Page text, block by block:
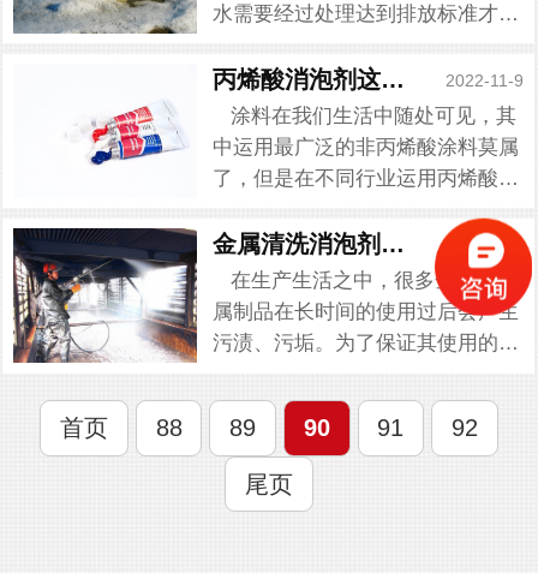
水需要经过处理达到排放标准才得
生的泡沫问题，这是由于丝状菌过
量生长会导致菌胶团携带大量空气
从而在水面形成稳定的，难以去...
丙烯酸消泡剂这样运用的 2022-11-9
涂料在我们生活中随处可见，其
中运用最广泛的非丙烯酸涂料莫属
了，但是在不同行业运用丙烯酸
列问题，不管是在生产环节或者是
使用过程中都会添加含有表面活性
剂的化学助剂从而导致泡沫的出...
金属清洗消泡剂的运用 2022-11-9
在生产生活之中，很多金属和金
属制品在长时间的使用过后会产生
污渍、污垢。为了保证其使用的效
进行清洗。清洗过程中面临一个问
题，市面上的清洗剂在对金属和金
属制品进行清洗时都会产生泡...
首页 88 89 90 91 92
尾页